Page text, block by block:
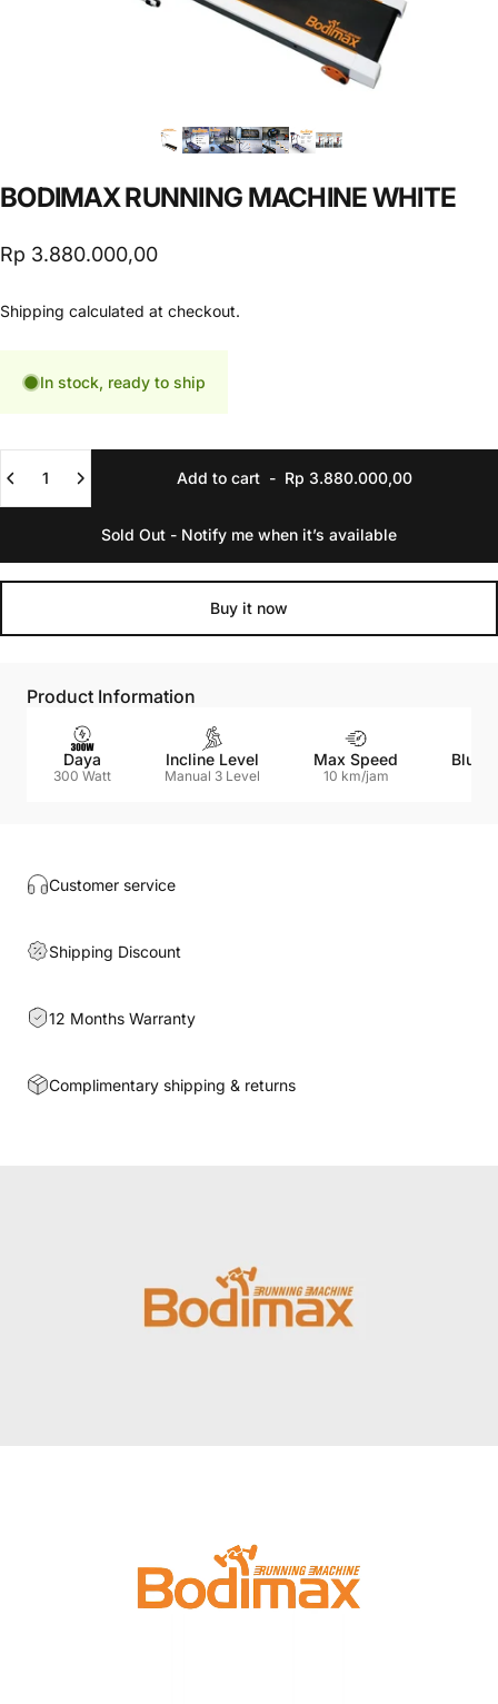
BODIMAXRUNNING MACHINEWHITE
Rp 3.880.000,00
Shipping calculated at checkout.
In stock, ready to ship
Add to cart - Rp 3.880.000,00
Sold Out - Notify me when it’s available
Buy it now
Product Information
Daya
300 Watt
Incline Level
Manual 3 Level
Max Speed
10 km/jam
Customer service
Shipping Discount
12 Months Warranty
Complimentary shipping & returns